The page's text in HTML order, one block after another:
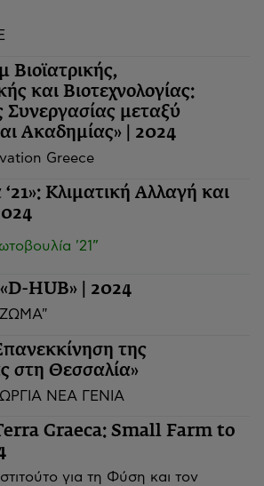
Βιοϊατρικής,
και Βιοτεχνολογίας:
μεταξύ
Ακαδημίας» | 2024
Greece
Κλιματική Αλλαγή και
'21”
HUB» | 2024
της
στη Θεσσαλία»
ΝΕΑ ΓΕΝΙΑ
Graeca: Small Farm to
για τη Φύση και τον